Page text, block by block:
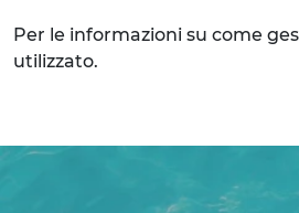
Per le informazioni su come
utilizzato.